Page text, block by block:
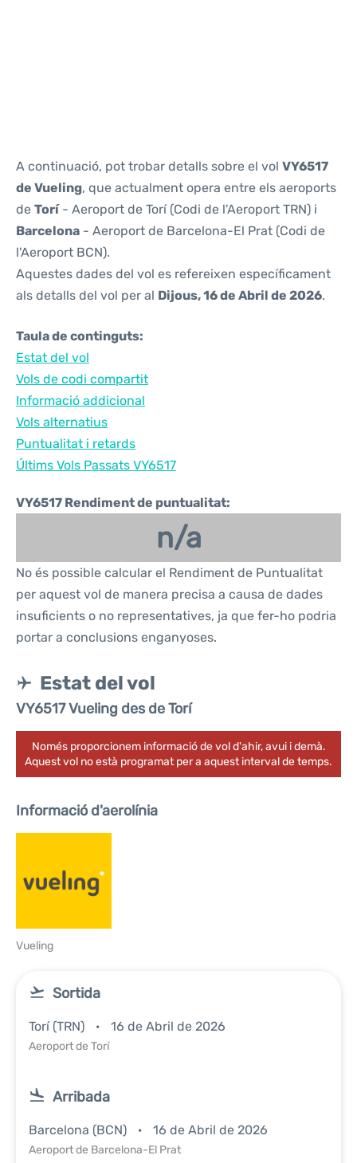
A continuació, pot trobar detalls sobre el vol VY6517
de Vueling, que actualment opera entre els aeroports
de Torí- Aeroport de Torí (Codi de l'Aeroport TRN) i
Barcelona - Aeroport de Barcelona-El Prat (Codi de
l'Aeroport BCN).
Aquestes dades del vol es refereixen específicament
als detalls del vol per al Dijous, 16 de Abril de 2026.
Taula de continguts:
Estat del vol
Vols de codi compartit
Informació addicional
Vols alternatius
Puntualitat i retards
Últims Vols Passats VY6517
VY6517 Rendiment de puntualitat:
n/a
No és possible calcular el Rendiment de Puntualitat
per aquest vol de manera precisa a causa de dades
insuficients o no representatives, ja que fer-ho podria
portar a conclusions enganyoses.
Estat del vol
VY6517 Vueling des de Torí
Només proporcionem informació de vol d'ahir, avui i demà.
Aquest vol no està programat per a aquest interval de temps.
Informació d'aerolínia
Vueling
Sortida
Torí (TRN) 16 de Abril de 2026
Aeroport de Torí
Arribada
Barcelona (BCN) 16 de Abril de 2026
Aeroport de Barcelona-El Prat